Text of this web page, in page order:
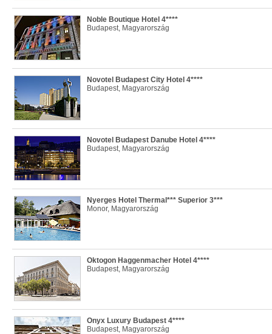
Noble Boutique Hotel 4****
Budapest, Magyarország
Novotel Budapest City Hotel 4****
Budapest, Magyarország
Novotel Budapest Danube Hotel 4****
Budapest, Magyarország
Nyerges Hotel Thermal*** Superior 3***
Monor, Magyarország
Oktogon Haggenmacher Hotel 4****
Budapest, Magyarország
Onyx Luxury Budapest 4****
Budapest, Magyarország